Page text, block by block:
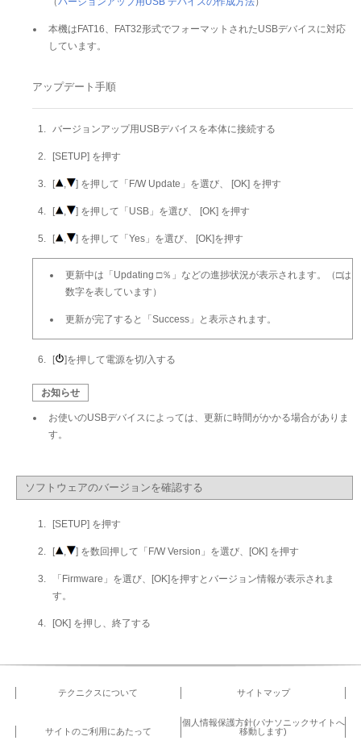
本機はFAT16、FAT32形式でフォーマットされたUSBデバイスに対応
しています。
アップデート手順
バージョンアップ用USBデバイスを本体に接続する
[SETUP] を押す
[ , ] を押して「F/W Update」を選び、 [OK] を押す
[ , ] を押して「USB」を選び、 [OK] を押す
[ , ] を押して「Yes」を選び、 [OK]を押す
更新中は「Updating □％」などの進捗状況が表示されます。（□は
数字を表しています）
更新が完了すると「Success」と表示されます。
[ ]を押して電源を切/入する
お知らせ
お使いのUSBデバイスによっては、更新に時間がかかる場合がありま
す。
ソフトウェアのバージョンを確認する
[SETUP] を押す
[ , ] を数回押して「F/W Version」を選び、[OK] を押す
「Firmware」を選び、[OK]を押すとバージョン情報が表示されま
す。
[OK] を押し、終了する
テクニクスについて サイトマップ
サイトのご利用にあたって
個人情報保護方針(パナソニックサイトへ
移動します)